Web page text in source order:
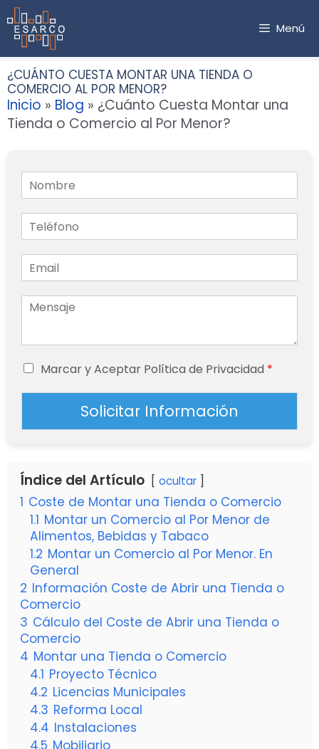
Saltar
al
contenido
Menú
¿CUÁNTO CUESTA MONTAR UNA TIENDA O
COMERCIO AL POR MENOR?
Inicio » Blog » ¿Cuánto Cuesta Montar una
Tienda o Comercio al Por Menor?
Marcar y Aceptar Política de Privacidad *
Solicitar Información
Índice del Artículo ocultar
1 Coste de Montar una Tienda o Comercio
1.1 Montar un Comercio al Por Menor de
Alimentos, Bebidas y Tabaco
1.2 Montar un Comercio al Por Menor. En
General
2 Información Coste de Abrir una Tienda o
Comercio
3 Cálculo del Coste de Abrir una Tienda o
Comercio
4 Montar una Tienda o Comercio
4.1 Proyecto Técnico
4.2 Licencias Municipales
4.3 Reforma Local
4.4 Instalaciones
4.5 Mobiliario